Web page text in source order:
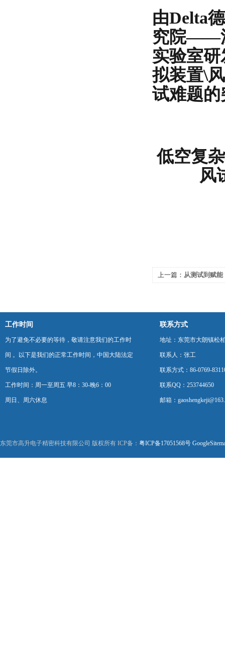
由Delta
究院——
实验室
拟装置\
试难题
低空复
风
上一篇： 从测试到赋
工作时间
为了避免不必要的等待，敬请注意我们的工作时
间 。以下是我们的正常工作时间，中国大陆法定
节假日除外。
工作时间：周一至周五 早8：30-晚6：00
周日、周六休息
联系方式
地址：东莞市大朗镇松
联系人：张工
联系方式：86-0769-
联系QQ：253744650
邮箱：
东莞市高升电子精密科技有限公司 版权所有 ICP备： 粤ICP备17051568号